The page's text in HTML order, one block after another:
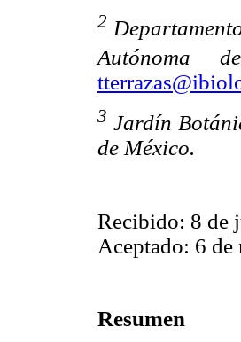
2
Autónoma
3 Jardín
de México.
Recibido: 8 de
Aceptado: 6
Resumen